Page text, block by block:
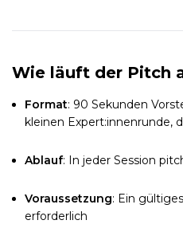
Wie läuft der Pitch
Format: 90 Sekunden
kleinen Expert:innenrunde,
Ablauf: In jeder Session
Voraussetzung: Ein
erforderlich